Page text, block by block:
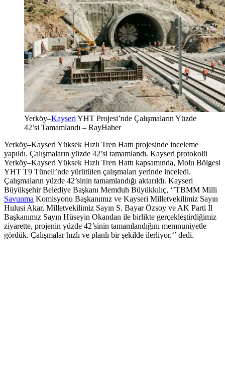
Yerköy–Kayseri YHT Projesi’nde Çalışmaların Yüzde
42’si Tamamlandı – RayHaber
Yerköy–Kayseri Yüksek Hızlı Tren Hattı projesinde inceleme
yapıldı. Çalışmaların yüzde 42’si tamamlandı. Kayseri protokolü
Yerköy–Kayseri Yüksek Hızlı Tren Hattı kapsamında, Molu Bölgesi
YHT T9 Tüneli’nde yürütülen çalışmaları yerinde inceledi.
Çalışmaların yüzde 42’sinin tamamlandığı aktarıldı. Kayseri
Büyükşehir Belediye Başkanı Memduh Büyükkılıç, ‘’TBMM Milli
Savunma Komisyonu Başkanımız ve Kayseri Milletvekilimiz Sayın
Hulusi Akar, Milletvekilimiz Sayın S. Bayar Özsoy ve AK Parti İl
Başkanımız Sayın Hüseyin Okandan ile birlikte gerçekleştirdiğimiz
ziyarette, projenin yüzde 42’sinin tamamlandığını memnuniyetle
gördük. Çalışmalar hızlı ve planlı bir şekilde ilerliyor.‘’ dedi.